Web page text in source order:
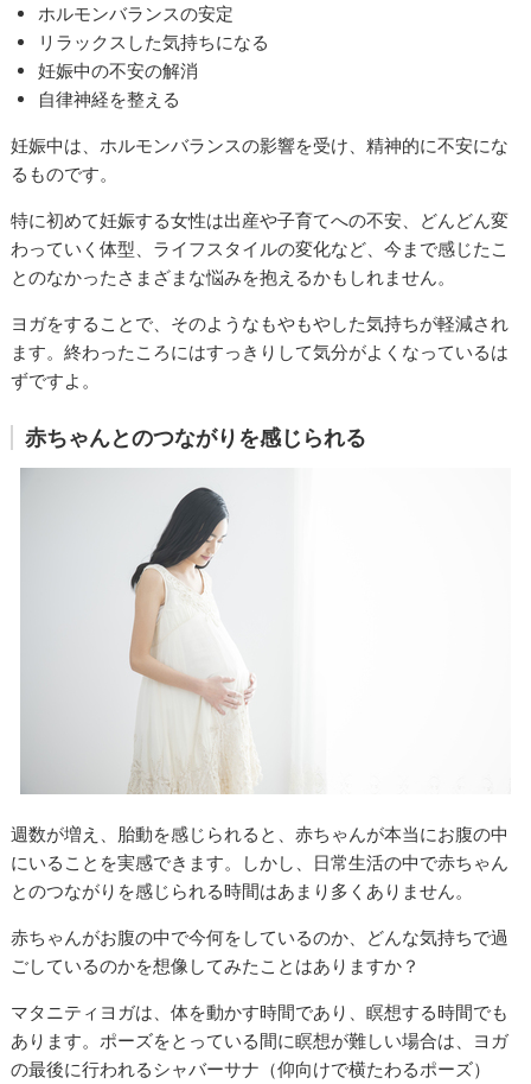
ホルモンバランスの安定
リラックスした気持ちになる
妊娠中の不安の解消
自律神経を整える
妊娠中は、ホルモンバランスの影響を受け、精神的に不安にな
るものです。
特に初めて妊娠する女性は出産や子育てへの不安、どんどん変
わっていく体型、ライフスタイルの変化など、今まで感じたこ
とのなかったさまざまな悩みを抱えるかもしれません。
ヨガをすることで、そのようなもやもやした気持ちが軽減され
ます。終わったころにはすっきりして気分がよくなっているは
ずですよ。
赤ちゃんとのつながりを感じられる
週数が増え、胎動を感じられると、赤ちゃんが本当にお腹の中
にいることを実感できます。しかし、日常生活の中で赤ちゃん
とのつながりを感じられる時間はあまり多くありません。
赤ちゃんがお腹の中で今何をしているのか、どんな気持ちで過
ごしているのかを想像してみたことはありますか？
マタニティヨガは、体を動かす時間であり、瞑想する時間でも
あります。ポーズをとっている間に瞑想が難しい場合は、ヨガ
の最後に行われるシャバーサナ（仰向けで横たわるポーズ）